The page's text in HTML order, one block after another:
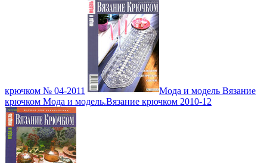
крючком № 04-2011
Мода и модель Вязание
крючком Мода и модель.Вязание крючком 2010-12